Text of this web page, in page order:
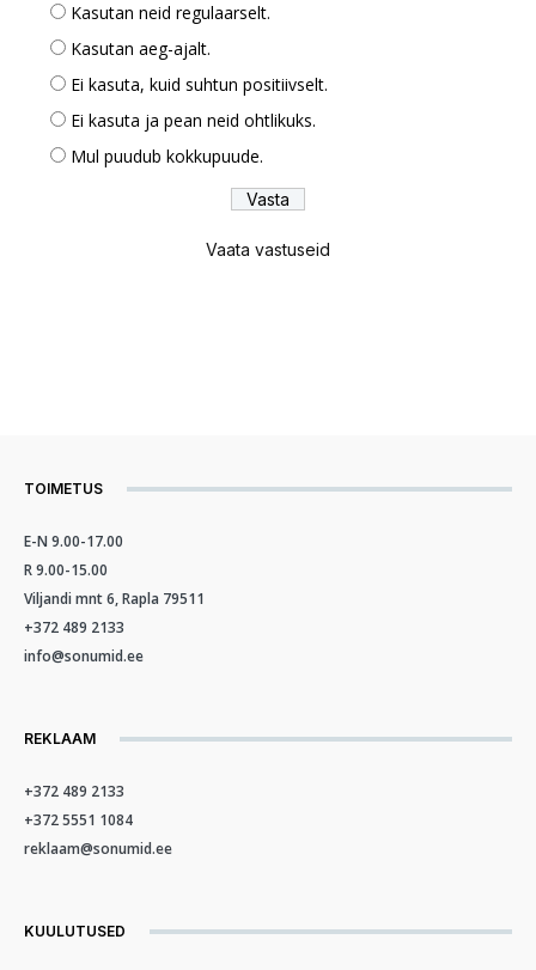
Kasutan neid regulaarselt.
Kasutan aeg-ajalt.
Ei kasuta, kuid suhtun positiivselt.
Ei kasuta ja pean neid ohtlikuks.
Mul puudub kokkupuude.
Vaata vastuseid
TOIMETUS
E-N 9.00-17.00
R 9.00-15.00
Viljandi mnt 6, Rapla 79511
+372 489 2133
info@sonumid.ee
REKLAAM
+372 489 2133
+372 5551 1084
reklaam@sonumid.ee
KUULUTUSED